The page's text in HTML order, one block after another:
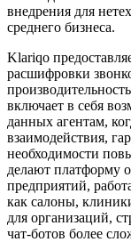
внедрения для
среднего бизнеса.
Klariqo
расшифровки
включает в себя
данных агентам,
взаимодействия,
необходимости
делают платформу
предприятий,
как салоны,
для организаций,
чат-ботов более